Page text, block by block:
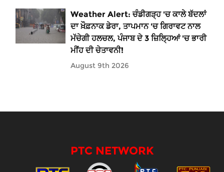
Weather Alert: ਚੰਡੀਗੜ੍ਹ 'ਚ ਕਾਲੇ ਬੱਦਲਾਂ
ਦਾ ਖ਼ੌਫ਼ਨਾਕ ਡੇਰਾ, ਤਾਪਮਾਨ 'ਚ ਗਿਰਾਵਟ ਨਾਲ
ਮੱਚੇਗੀ ਹਲਚਲ, ਪੰਜਾਬ ਦੇ 3 ਜ਼ਿਲ੍ਹਿਆਂ 'ਚ ਭਾਰੀ
ਮੀਂਹ ਦੀ ਚੇਤਾਵਨੀ!
August 9th 2026
PTC NETWORK